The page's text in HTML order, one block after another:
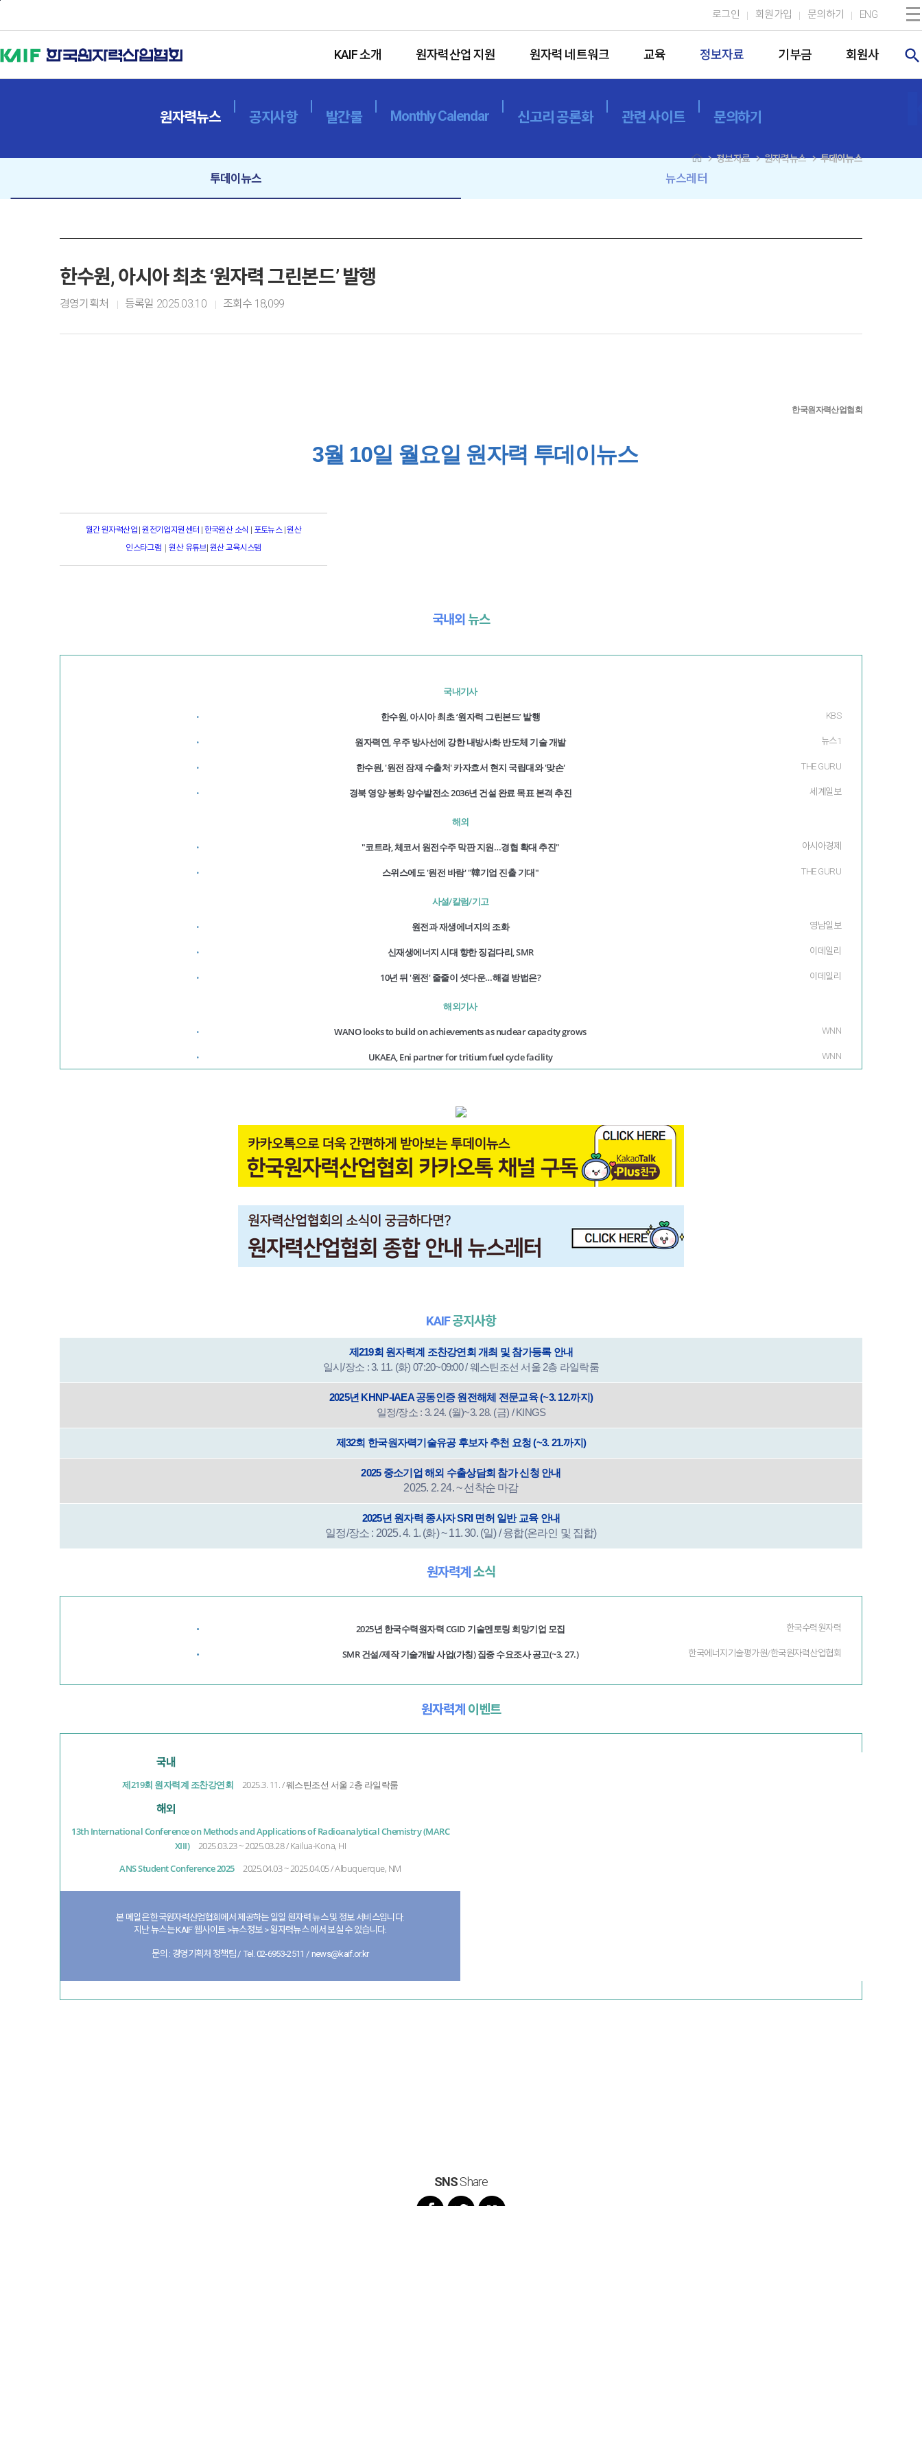
로그인 회원가입 문의하기 ENG
KAIF 소개 원자력산업 지원 원자력 네트워크 교육 정보자료 기부금 회원사 search
원자력뉴스 공지사항 발간물 Monthly Calendar 신고리 공론화 관련 사이트 문의하기
투데이뉴스 뉴스레터
navigate_next정보자료navigate_next원자력뉴스navigate_next투데이뉴스
한수원, 아시아 최초 ‘원자력 그린본드’ 발행
경영기획처 등록일 2025.03.10 조회수 18,099
한국원자력산업협회
3월 10일 월요일 원자력 투데이뉴스
월간 원자력산업 |원전기업지원센터 한국원산 소식 포토뉴스 |원산
인스타그램 |원산 유튜브| 원산 교육시스템
국내외 뉴스
국내기사
· 한수원, 아시아 최초 ‘원자력 그린본드’ 발행 KBS
· 원자력연, 우주 방사선에 강한 내방사화 반도체 기술 개발 뉴스1
· 한수원, '원전 잠재 수출처' 카자흐서 현지 국립대와 '맞손' THE GURU
· 경북 영양·봉화 양수발전소 2036년 건설 완료 목표 본격 추진 세계일보
해외
· "코트라, 체코서 원전수주 막판 지원…경협 확대 추진" 아시아경제
· 스위스에도 '원전 바람' "韓기업 진출 기대" THE GURU
사설/칼럼/기고
· 원전과 재생에너지의 조화 영남일보
· 신재생에너지 시대 향한 징검다리, SMR 이데일리
· 10년 뒤 '원전' 줄줄이 셧다운…해결 방법은? 이데일리
해외기사
· WANO looks to build on achievements as nuclear capacity grows WNN
· UKAEA, Eni partner for tritium fuel cycle facility WNN
KAIF공지사항
제219회 원자력계 조찬강연회 개최 및 참가등록 안내
일시/장소 : 3. 11. (화) 07:20~09:00 / 웨스틴조선 서울 2층 라일락룸
2025년 KHNP-IAEA 공동인증 원전해체 전문교육 (~3. 12.까지)
일정/장소 : 3. 24. (월)~3. 28. (금) / KINGS
제32회 한국원자력기술유공 후보자 추천 요청 (~3. 21.까지)
2025 중소기업 해외 수출상담회 참가 신청 안내
2025. 2. 24. ~ 선착순 마감
2025년 원자력 종사자 SRI 면허 일반 교육 안내
일정/장소 : 2025. 4. 1. (화) ~ 11. 30. (일) / 융합(온라인 및 집합)
원자력계소식
· 2025년 한국수력원자력 CGID 기술멘토링 희망기업 모집 한국수력원자력
· SMR 건설/제작 기술개발 사업(가칭) 집중 수요조사 공고(~3. 27.) 한국에너지기술평가원/한국원자력산업협회
원자력계 이벤트
국내
제219회 원자력계 조찬강연회 2025.3. 11. / 웨스틴조선 서울 2층 라일락룸
해외
13th International Conference on Methods and Applications of Radioanalytical Chemistry (MARC
XIII)
2025.03.23 ~ 2025.03.28 / Kailua-Kona, HI
ANS Student Conference 2025
2025.04.03 ~ 2025.04.05 / Albuquerque, NM
본 메일은 한국원자력산업협회에서 제공하는 일일 원자력 뉴스 및 정보 서비스입니다.
지난 뉴스는 KAIF 웹사이트 >뉴스정보 > 원자력뉴스 에서 보실 수 있습니다.
문의 : 경영기획처 정책팀 / Tel. 02-6953-2511 / news@kaif.or.kr
SNSShare